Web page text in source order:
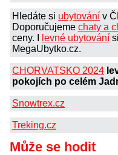
Hledáte si ubytování v
Doporučujeme chaty a
ceny. I
levné ubytování
MegaUbytko.cz.
CHORVATSKO 2024
pokojích po celém
Snowtrex.cz
Treking.cz
Může se hodit